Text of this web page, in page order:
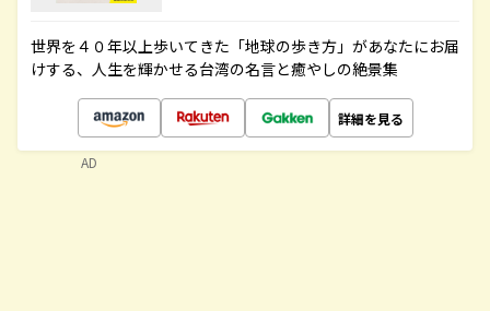
世界を４０年以上歩いてきた「地球の歩き方」があなたにお届
けする、人生を輝かせる台湾の名言と癒やしの絶景集
詳細を見る
AD